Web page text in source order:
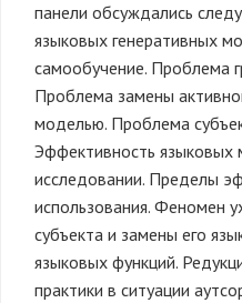
панели обсуждались
языковых генеративных
самообучение. Проблема
Проблема замены
моделью. Проблема
Эффективность языковых
исследовании. Пределы
использования. Феномен
субъекта и замены его
языковых функций.
практики в ситуации